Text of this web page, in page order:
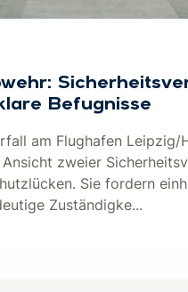
Befugnisse
am Flughafen Leipzig/
zweier
Sie fordern
Zuständigke...